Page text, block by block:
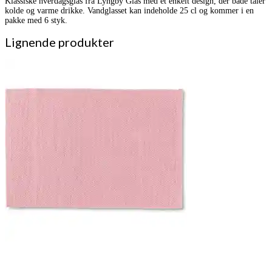
kolde og varme drikke. Vandglasset kan indeholde 25 cl og kommer i en
pakke med 6 styk.
Lignende produkter